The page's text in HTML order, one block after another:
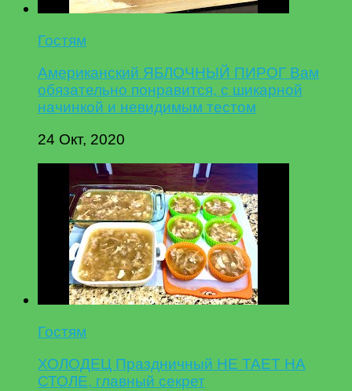
Гостям
Американский ЯБЛОЧНЫЙ ПИРОГ Вам
обязательно понравится, с шикарной
начинкой и невидимым тестом
24 Окт, 2020
Гостям
ХОЛОДЕЦ Праздничный НЕ ТАЕТ НА
СТОЛЕ, главный секрет